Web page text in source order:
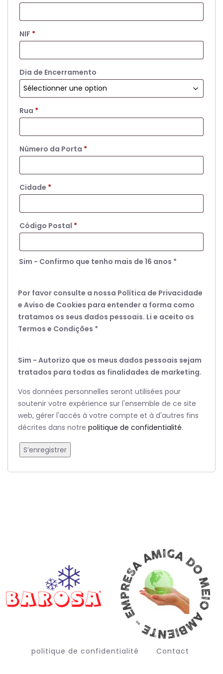
NIF *
Dia de Encerramento
Rua *
Número da Porta *
Cidade *
Código Postal *
Sim - Confirmo que tenho mais de 16 anos *
Por favor consulte a nossa Política de Privacidade
e Aviso de Cookies para entender a forma como
tratamos os seus dados pessoais. Li e aceito os
Termos e Condições *
Sim - Autorizo que os meus dados pessoais sejam
tratados para todas as finalidades de marketing.
Vos données personnelles seront utilisées pour
soutenir votre expérience sur l'ensemble de ce site
web, gérer l'accès à votre compte et à d'autres fins
décrites dans notre politique de confidentialité.
S’enregistrer
politique de confidentialité Contact